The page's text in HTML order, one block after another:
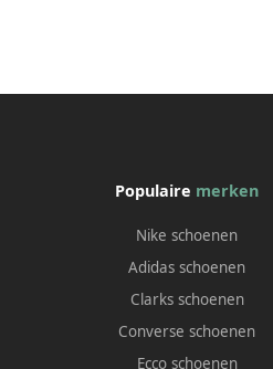
Populaire merken
Nike schoenen
Adidas schoenen
Clarks schoenen
Converse schoenen
Ecco schoenen